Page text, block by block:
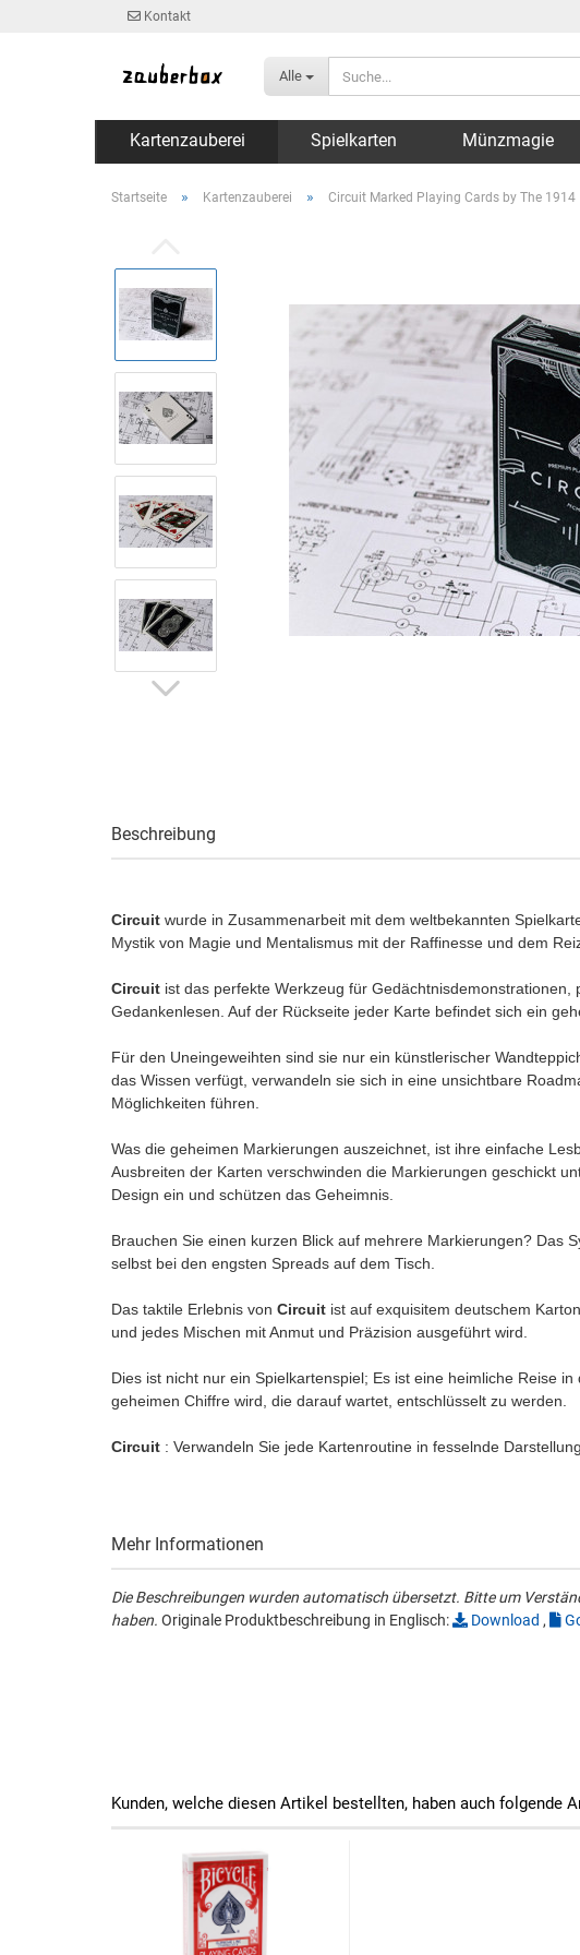
Kontakt
Alle
Kartenzauberei Spielkarten Münzmagie
Startseite » Kartenzauberei » Circuit Marked Playing Cards by The 1914
Beschreibung
Circuit wurde in Zusammenarbeit mit dem weltbekannten
Mystik von Magie und Mentalismus mit der Raffinesse und dem
Circuit ist das perfekte Werkzeug für Gedächtnisdemonstrationen,
Gedankenlesen. Auf der Rückseite jeder Karte befindet sich ein
Für den Uneingeweihten sind sie nur ein künstlerischer
das Wissen verfügt, verwandeln sie sich in eine unsichtbare
Möglichkeiten führen.
Was die geheimen Markierungen auszeichnet, ist ihre einfache
Ausbreiten der Karten verschwinden die Markierungen geschickt
Design ein und schützen das Geheimnis.
Brauchen Sie einen kurzen Blick auf mehrere Markierungen? Das
selbst bei den engsten Spreads auf dem Tisch.
Das taktile Erlebnis von Circuit ist auf exquisitem deutschem
und jedes Mischen mit Anmut und Präzision ausgeführt wird.
Dies ist nicht nur ein Spielkartenspiel; Es ist eine heimliche Reise
geheimen Chiffre wird, die darauf wartet, entschlüsselt zu werden.
Circuit : Verwandeln Sie jede Kartenroutine in fesselnde
Mehr Informationen
Die Beschreibungen wurden automatisch übersetzt. Bitte um
haben. Originale Produktbeschreibung in Englisch: Download ,
Kunden, welche diesen Artikel bestellten, haben auch folgende